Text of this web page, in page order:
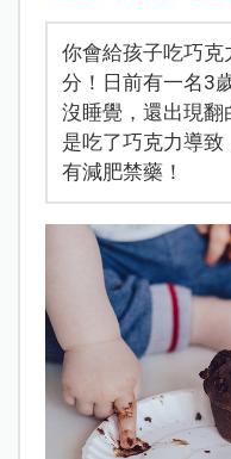
你會給孩子吃巧
分！日前有一名3
沒睡覺，還出現
是吃了巧克力導
有減肥禁藥！